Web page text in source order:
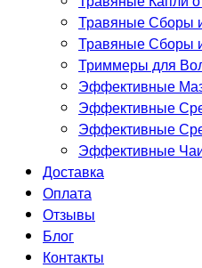
Травяные Сборы
Травяные Сборы
Триммеры для
Эффективные
Эффективные
Эффективные
Эффективные
Доставка
Оплата
Отзывы
Блог
Контакты